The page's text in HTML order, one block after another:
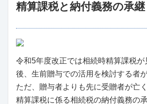
精算課税と納付義務の承継
令和5年度改正では相続時精算課税が
後、生前贈与での活用を検討する者
ただ、贈与者よりも先に受贈者が亡
精算課税に係る相続税の納付義務の